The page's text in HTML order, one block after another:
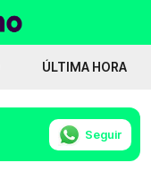
ÚLTIMA HORA
Seguir